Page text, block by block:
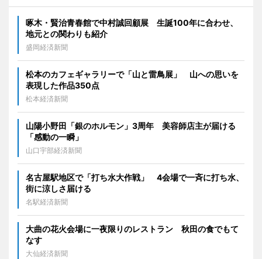
啄木・賢治青春館で中村誠回顧展 生誕100年に合わせ、
地元との関わりも紹介
盛岡経済新聞
松本のカフェギャラリーで「山と雷鳥展」 山への思いを
表現した作品350点
松本経済新聞
山陽小野田「銀のホルモン」3周年 美容師店主が届ける
「感動の一瞬」
山口宇部経済新聞
名古屋駅地区で「打ち水大作戦」 4会場で一斉に打ち水、
街に涼しさ届ける
名駅経済新聞
大曲の花火会場に一夜限りのレストラン 秋田の食でもて
なす
大仙経済新聞